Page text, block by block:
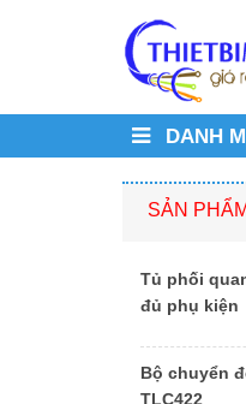
DANH
SẢN
Tủ phối
đủ phụ kiện
Bộ chuyển
TLC422